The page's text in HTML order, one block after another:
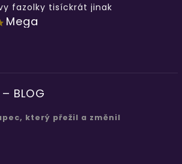
fazolky tisíckrát jinak
Mega
– BLOG
který přežil a změnil